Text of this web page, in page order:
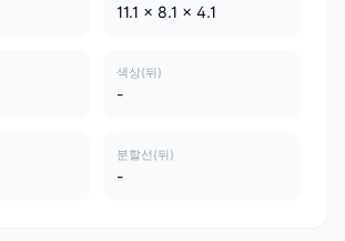
11.1 x 8.1 x 4.1
색상(뒤)
-
분할선(뒤)
-